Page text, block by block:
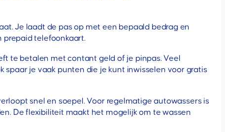
Je laadt de pas op met een bepaald bedrag en
prepaid telefoonkaart.
te betalen met contant geld of je pinpas. Veel
je vaak punten die je kunt inwisselen voor gratis
snel en soepel. Voor regelmatige autowassers is
De flexibiliteit maakt het mogelijk om te wassen